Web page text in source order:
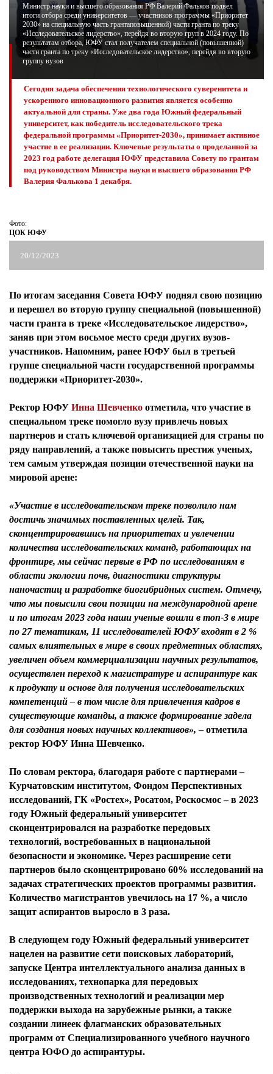
ЖУРНАЛ
Министр науки и высшего образования РФ Валерий Фальков подвел
итоги отбора среди университетов — участников программы «Приоритет
2030» на специальную часть грантаповышенной) части гранта по треку
«Исследовательское лидерство», перейдя во вторую груп в 2024 году. По
результатам отбора, ЮФУ стал получателем специальной (повышенной)
части гранта по треку «Исследовательское лидерство», перейдя во вторую
группу вузов
Сегодня задача обеспечения технологического суверенитета и
ускоренного инновационного развития является особенно
актуальной для страны. Уже два года Южный федеральный
университет, как победитель исследовательского трека
федеральной программы «Приоритет-2030», принимает активное
участие в ее реализации. Ключевые результаты о проделанной за
2023 год работе делегация ЮФУ представила Совету по грантам
под руководством Министра науки и высшего образования РФ
Валерия Фалькова 1 декабря.
Фото:
ЦОК ЮФУ
20/12/2023
По итогам заседания Совета ЮФУ поднял свою позицию
и перешел во вторую группу специальной (повышенной)
части гранта в треке «Исследовательское лидерство»,
заняв при этом восьмое место среди других вузов-
участников. Напомним, ранее ЮФУ был в третьей
группе специальной части государственной программы
поддержки «Приоритет-2030».
Ректор ЮФУ Инна Шевченко отметила, что участие в
специальном треке помогло вузу привлечь новых
партнеров и стать ключевой организацией для страны по
ряду направлений, а также повысить престиж ученых,
тем самым утверждая позиции отечественной науки на
мировой арене:
«Участие в исследовательском треке позволило нам
достичь значимых поставленных целей. Так,
сконцентрировавшись на приоритетах и увлечении
количества исследовательских команд, работающих на
фронтире, мы сейчас первые в РФ по исследованиям в
области экологии почв, диагностики структуры
наночастиц и разработке биогибридных систем. Отмечу,
что мы повысили свои позиции на международной арене
и по итогам 2023 года наши ученые вошли в топ-3 в мире
по 27 тематикам, 11 исследователей ЮФУ входят в 2 %
самых влиятельных в мире в своих предметных областях,
увеличен объем коммерциализации научных результатов,
осуществлен переход к магистратуре и аспирантуре как
к продукту и основе для получения исследовательских
компетенций – в том числе для привлечения кадров в
существующие команды, а также формирование задела
для создания новых научных коллективов», – отметила
ректор ЮФУ Инна Шевченко.
По словам ректора, благодаря работе с партнерами –
Курчатовским институтом, Фондом Перспективных
исследований, ГК «Ростех», Росатом, Роскосмос – в 2023
году Южный федеральный университет
сконцентрировался на разработке передовых
технологий, востребованных в национальной
безопасности и экономике. Через расширение сети
партнеров было сконцентрировано 60% исследований на
задачах стратегических проектов программы развития.
Количество магистрантов увечилось на 17 %, а число
защит аспирантов выросло в 3 раза.
В следующем году Южный федеральный университет
нацелен на развитие сети поисковых лабораторий,
запуске Центра интеллектуального анализа данных в
исследованиях, технопарка для передовых
производственных технологий и реализации мер
поддержки выхода на зарубежные рынки, а также
создании линеек флагманских образовательных
программ от Специализированного учебного научного
центра ЮФО до аспирантуры.